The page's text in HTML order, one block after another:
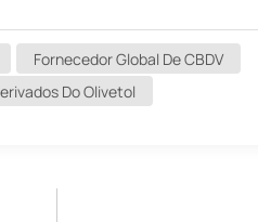
Fornecedor Global De CBDV
Do Olivetol